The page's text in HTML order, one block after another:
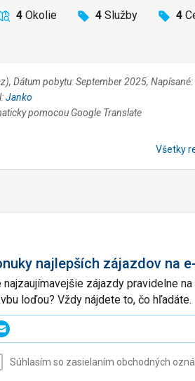
4 Okolie 4 Služby 4
Dátum pobytu: September 2025,
Janko
pomocou Google Translate
Všetky
najlepších zájazdov na
najzaujímavejšie zájazdy pravidelne
loďou? Vždy nájdete to, čo
Súhlasím so zasielaním obchodných